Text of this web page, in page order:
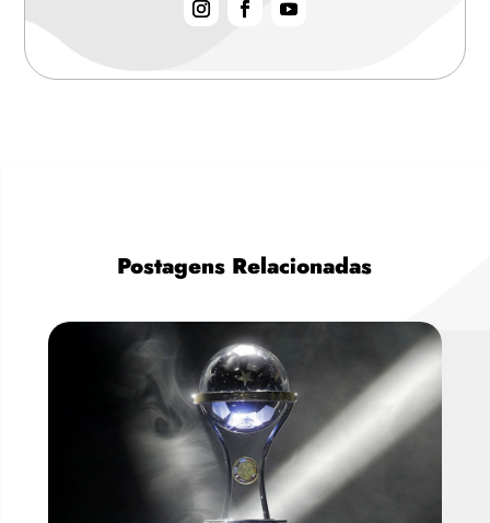
Postagens Relacionadas